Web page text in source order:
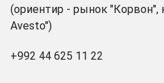
(ориентир - рынок "Корвон",
Avesto")
+992 44 625 11 22